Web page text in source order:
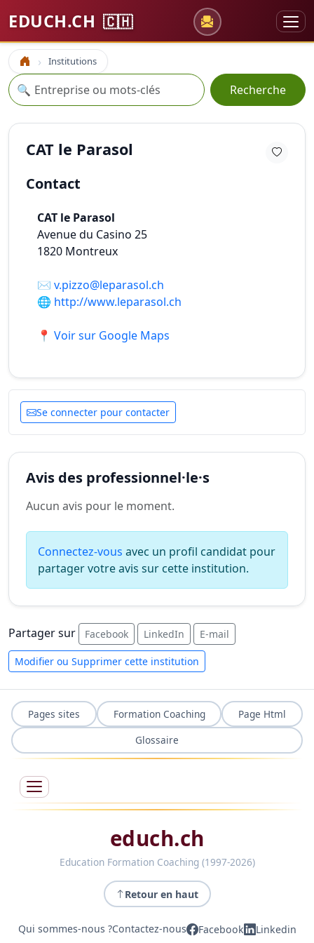
EDUCH.CH 🇨🇭
Accueil Institutions
Recherche
🔍 Recherche
CAT le Parasol
Contact
CAT le Parasol
Avenue du Casino 25
1820 Montreux
✉️ v.pizzo@leparasol.ch
🌐 http://www.leparasol.ch
📍 Voir sur Google Maps
Se connecter pour contacter
Avis des professionnel·le·s
Aucun avis pour le moment.
Connectez-vous avec un profil candidat pour
partager votre avis sur cette institution.
Partager sur Facebook LinkedIn E-mail
Modifier ou Supprimer cette institution
Pages sites Formation Coaching
Page Html
Glossaire
educh.ch
Education Formation Coaching (1997-2026)
Retour en haut
Qui sommes-nous ?Contactez-nous Facebook Linkedin